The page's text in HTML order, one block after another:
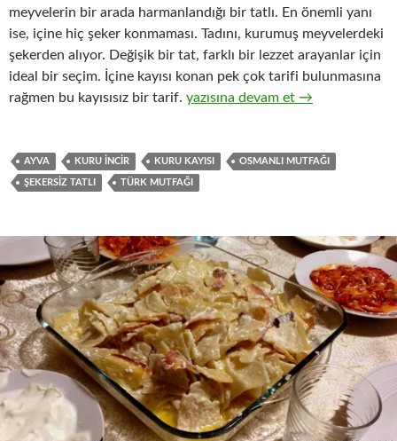
meyvelerin bir arada harmanlandığı bir tatlı. En önemli yanı
ise, içine hiç şeker konmaması. Tadını, kurumuş meyvelerdeki
şekerden alıyor. Değişik bir tat, farklı bir lezzet arayanlar için
ideal bir seçim. İçine kayısı konan pek çok tarifi bulunmasına
rağmen bu kayısısız bir tarif. KAYSEFE
yazısına devam et →
AYVA KURU INCIR KURU KAYISI OSMANLI MUTFAĞI
ŞEKERSIZ TATLI TÜRK MUTFAĞI